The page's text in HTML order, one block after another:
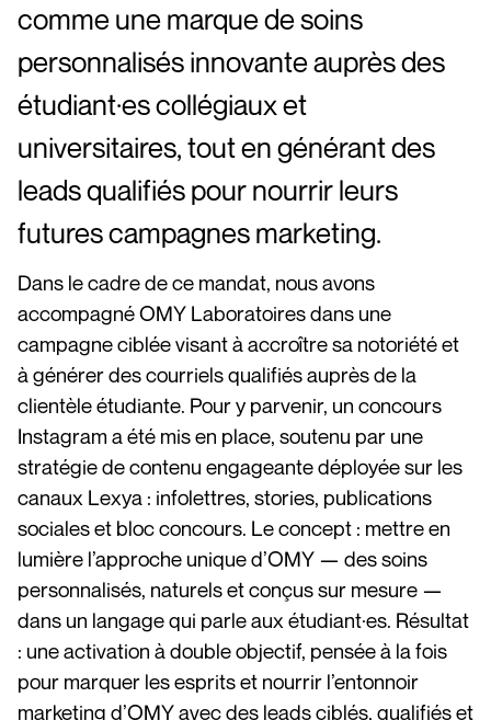
comme une marque de soins
personnalisés innovante auprès des
étudiant·es collégiaux et
universitaires, tout en générant des
leads qualifiés pour nourrir leurs
futures campagnes marketing.
Dans le cadre de ce mandat, nous avons
accompagné OMY Laboratoires dans une
campagne ciblée visant à accroître sa notoriété et
à générer des courriels qualifiés auprès de la
clientèle étudiante. Pour y parvenir, un concours
Instagram a été mis en place, soutenu par une
stratégie de contenu engageante déployée sur les
canaux Lexya : infolettres, stories, publications
sociales et bloc concours. Le concept : mettre en
lumière l’approche unique d’OMY — des soins
personnalisés, naturels et conçus sur mesure —
dans un langage qui parle aux étudiant·es. Résultat
: une activation à double objectif, pensée à la fois
pour marquer les esprits et nourrir l’entonnoir
marketing d’OMY avec des leads ciblés, qualifiés et